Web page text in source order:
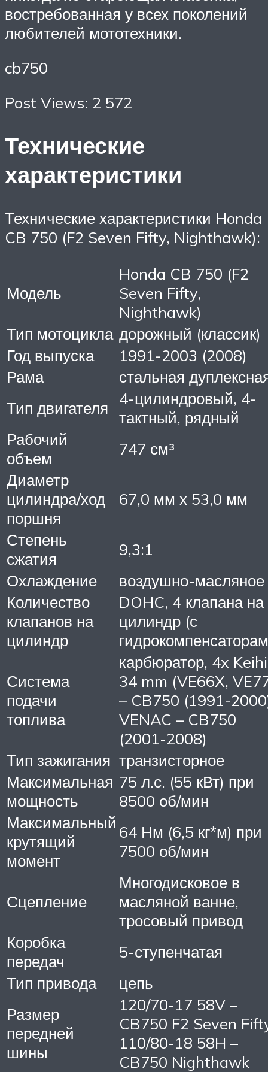
востребованная у всех поколений
любителей мототехники.
cb750
Post Views: 2 572
Технические
характеристики
Технические характеристики Honda
CB 750 (F2 Seven Fifty, Nighthawk):
Модель
Honda CB 750 (F2
Seven Fifty,
Nighthawk)
Тип мотоцикла дорожный (классик)
Год выпуска
1991-2003 (2008)
Рама
стальная
Тип двигателя
4-цилиндровый, 4-
тактный, рядный
Рабочий
объем
747 см³
Диаметр
цилиндра/ход
поршня
67,0 мм х 53,0 мм
Степень
сжатия
9,3:1
Охлаждение
воздушно-масляное
Количество
клапанов на
цилиндр
DOHC, 4 клапана на
цилиндр (с
Система
подачи
топлива
карбюратор, 4x
34 mm (VE66X,
– CB750 (1991-
VENAC – CB750
(2001-2008)
Тип зажигания транзисторное
Максимальная
мощность
75 л.с. (55 кВт) при
8500 об/мин
Максимальный
крутящий
момент
64 Нм (6,5 кг*м) при
7500 об/мин
Сцепление
Многодисковое в
масляной ванне,
тросовый привод
Коробка
передач
5-ступенчатая
Тип привода
цепь
Размер
передней
шины
120/70-17 58V –
CB750 F2 Seven
110/80-18 58H –
CB750 Nighthawk